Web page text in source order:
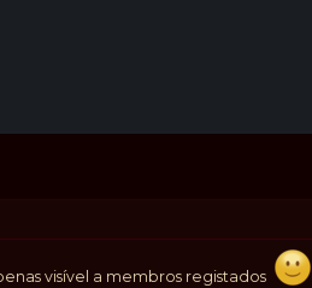
visível a membros registados